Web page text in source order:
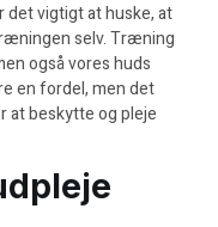
det vigtigt at huske, at
selv. Træning
også vores huds
en fordel, men det
at beskytte og pleje